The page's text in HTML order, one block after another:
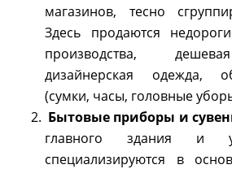
магазинов, тесно
Здесь продаются
производства,
дизайнерская одежда,
(сумки, часы, головные
Бытовые приборы и
главного здания и
специализируются в